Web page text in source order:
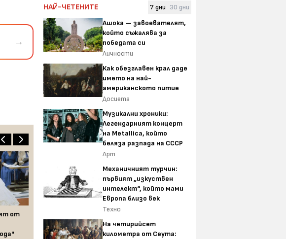
→
от
НАЙ-ЧЕТЕНИТЕ 7 дни 30 дни
Ашока — завоевателят,
който съжалява за
победата си
Личности
Как обезглавен крал даде
името на най-
американското питие
Досиета
Музикални хроники:
Легендарният концерт
на Metallica, който
беляза разпада на СССР
Арт
Механичният турчин:
първият „изкуствен
интелект“, който мами
Европа близо век
Техно
На четирийсет
километра от Сеута: